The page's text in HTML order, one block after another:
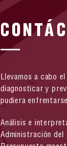
Llevamos a cabo
diagnosticar y
pudiera
Análisis e
Administración